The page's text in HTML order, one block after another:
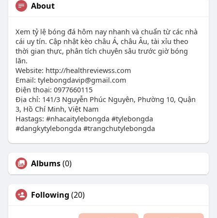
About
Xem tỷ lệ bóng đá hôm nay nhanh và chuẩn từ các nhà
cái uy tín. Cập nhật kèo châu Á, châu Âu, tài xỉu theo
thời gian thực, phân tích chuyên sâu trước giờ bóng
lăn.
Website: http://healthreviewss.com
Email: tylebongdavip@gmail.com
Điện thoại: 0977660115
Địa chỉ: 141/3 Nguyễn Phúc Nguyên, Phường 10, Quận
3, Hồ Chí Minh, Việt Nam
Hastags: #nhacaitylebongda #tylebongda
#dangkytylebongda #trangchutylebongda
Albums(0)
Following (20)